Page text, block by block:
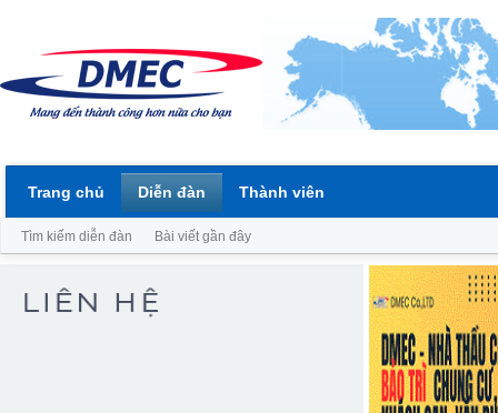
Trang chủ Diễn đàn
Tìm kiếm diễn đàn Bài viết gần đây
Thành viên